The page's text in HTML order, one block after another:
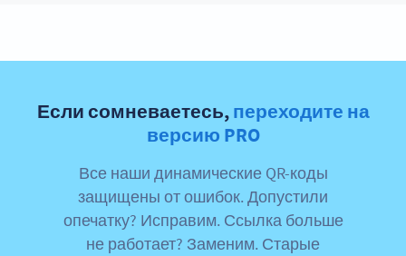
Если сомневаетесь,переходите на
версию PRO
Все наши динамические QR-коды
защищены от ошибок. Допустили
опечатку? Исправим. Ссылка больше
не работает? Заменим. Старые